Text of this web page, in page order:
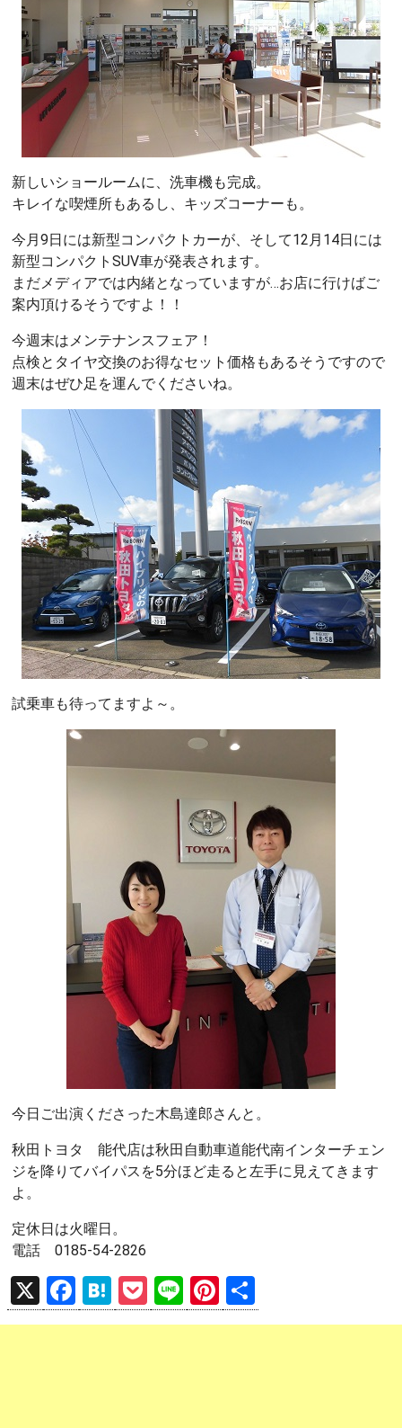
新しいショールームに、洗車機も完成。
キレイな喫煙所もあるし、キッズコーナーも。
今月9日には新型コンパクトカーが、そして12月14日には
新型コンパクトSUV車が発表されます。
まだメディアでは内緒となっていますが…お店に行けばご
案内頂けるそうですよ！！
今週末はメンテナンスフェア！
点検とタイヤ交換のお得なセット価格もあるそうですので
週末はぜひ足を運んでくださいね。
試乗車も待ってますよ～。
今日ご出演くださった木島達郎さんと。
秋田トヨタ 能代店は秋田自動車道能代南インターチェン
ジを降りてバイパスを5分ほど走ると左手に見えてきます
よ。
定休日は火曜日。
電話 0185-54-2826
X
F
a
H
at
P
o
Li
n
Pi
nt 有